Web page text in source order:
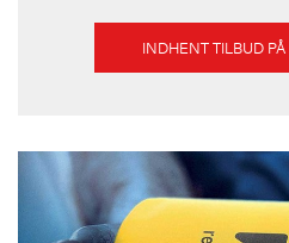
INDHENT TILBUD